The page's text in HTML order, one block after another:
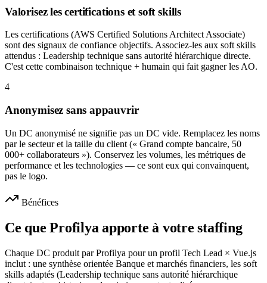
Valorisez les certifications et soft skills
Les certifications (AWS Certified Solutions Architect Associate)
sont des signaux de confiance objectifs. Associez-les aux soft skills
attendus : Leadership technique sans autorité hiérarchique directe.
C'est cette combinaison technique + humain qui fait gagner les AO.
4
Anonymisez sans appauvrir
Un DC anonymisé ne signifie pas un DC vide. Remplacez les noms
par le secteur et la taille du client (« Grand compte bancaire, 50
000+ collaborateurs »). Conservez les volumes, les métriques de
performance et les technologies — ce sont eux qui convainquent,
pas le logo.
Bénéfices
Ce que Profilya apporte à votre staffing
Chaque DC produit par Profilya pour un profil Tech Lead × Vue.js
inclut : une synthèse orientée Banque et marchés financiers, les soft
skills adaptés (Leadership technique sans autorité hiérarchique